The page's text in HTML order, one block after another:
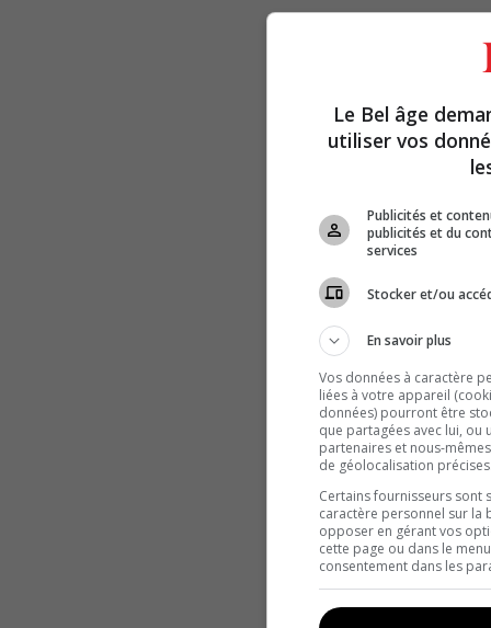
Le Bel âge
utiliser vos
Publicités et
publicités et du
services
Stocker et/ou
En savoir plus
Vos données à caractère
liées à votre appareil
données) pourront être
que partagées avec lui, ou
partenaires et nous-
de géolocalisation
Certains fournisseurs sont
caractère personnel sur la
opposer en gérant vos
cette page ou dans le
consentement dans les